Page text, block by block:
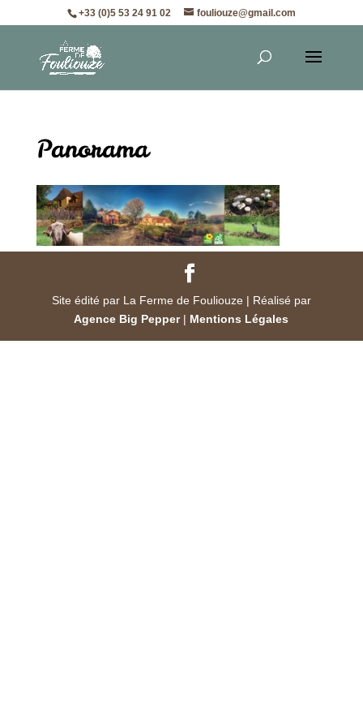
+33 (0)5 53 24 91 02 fouliouze@gmail.com
Panorama
Site édité par La Ferme de Fouliouze | Réalisé par
Agence Big Pepper| Mentions Légales